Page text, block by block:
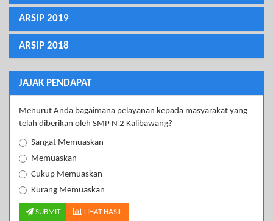
ARSIP 2019
ARSIP 2018
JAJAK PENDAPAT
Menurut Anda bagaimana pelayanan kepada masyarakat yang
telah diberikan oleh SMP N 2 Kalibawang?
Sangat Memuaskan
Memuaskan
Cukup Memuaskan
Kurang Memuaskan
SUBMIT LIHAT HASIL